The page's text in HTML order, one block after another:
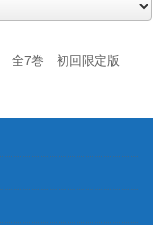
全7巻 初回限定版